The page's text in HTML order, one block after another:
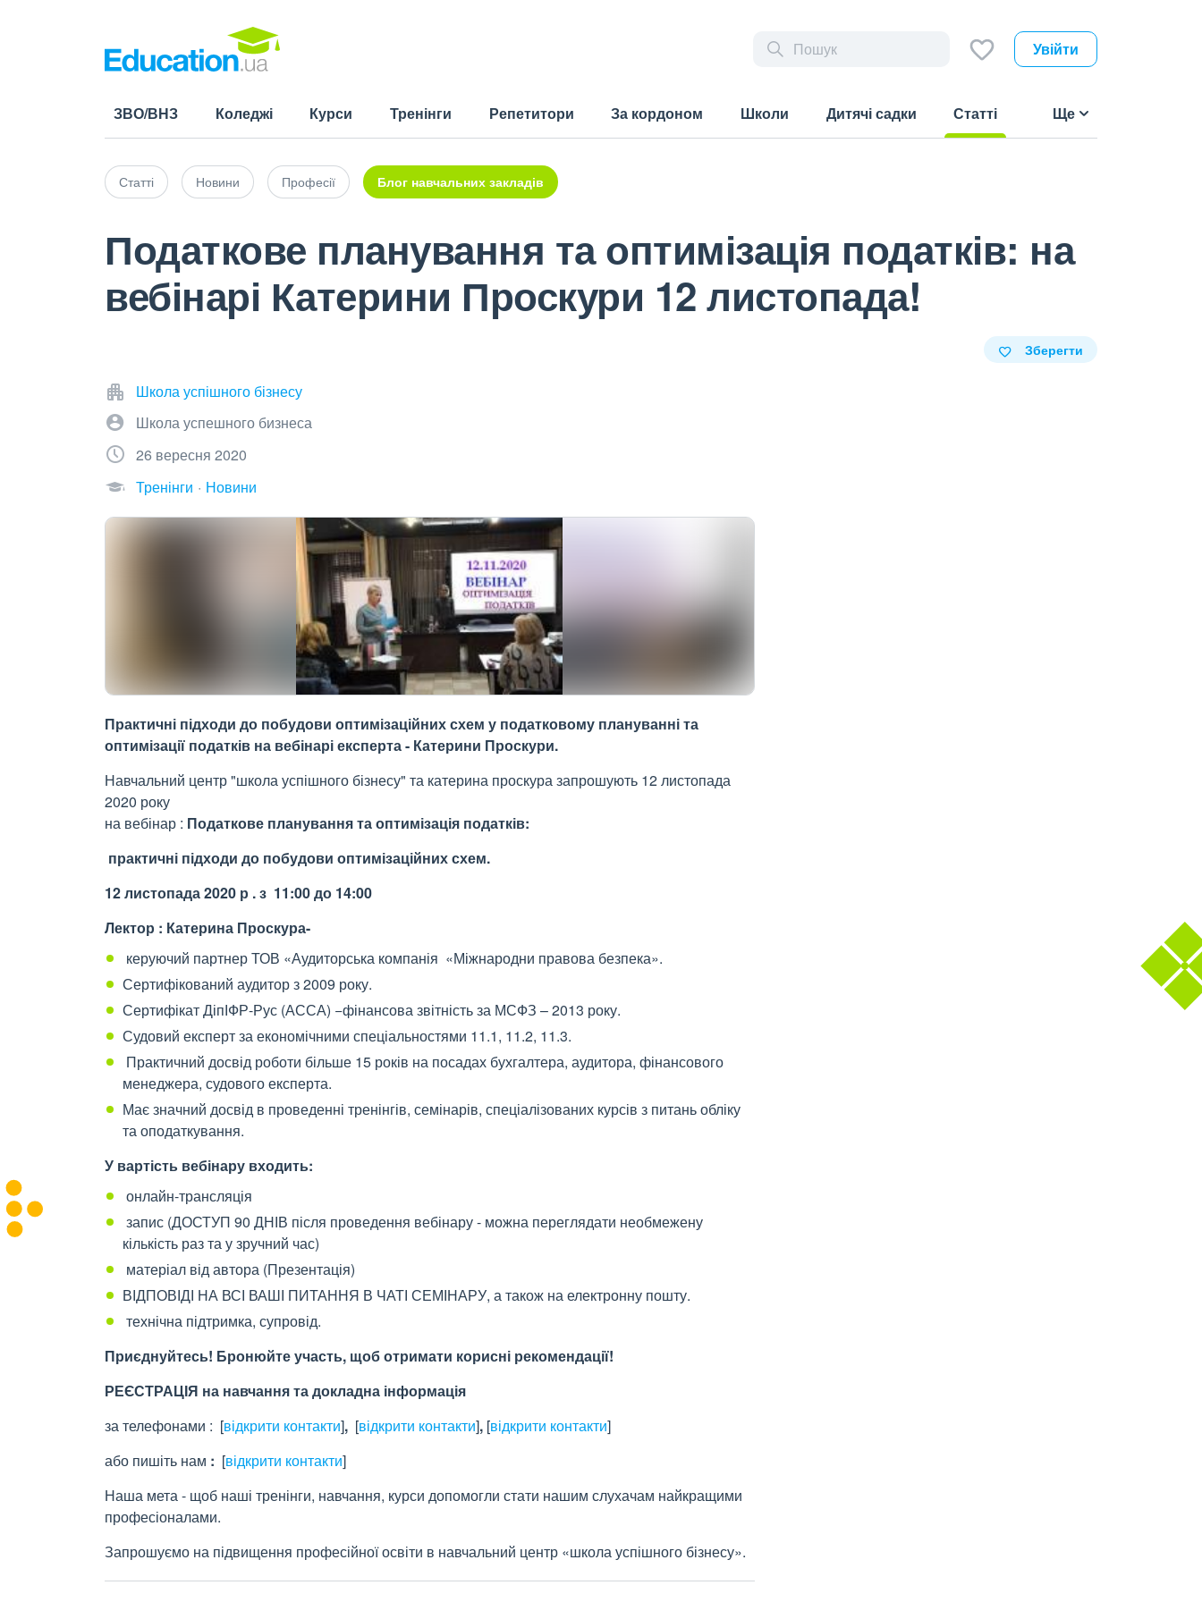
Увійти
ЗВО/ВНЗ Коледжі Курси Тренінги Репетитори За кордоном Школи Дитячі садки
Статті
Ще
Статті Новини Професії Блог навчальних закладів
Податкове планування та оптимізація податків: на
вебінарі Катерини Проскури 12 листопада!
Зберегти
Школа успішного бізнесу
Школа успешного бизнеса
26 вересня 2020
Тренінги
Новини
Практичні підходи до побудови оптимізаційних схем у податковому плануванні та
оптимізації податків на вебінарі експерта - Катерини Проскури.
Навчальний центр "школа успішного бізнесу" та катерина проскура запрошують 12 листопада
2020 року
на вебінар : Податкове планування та оптимізація податків:
практичні підходи до побудови оптимізаційних схем.
12 листопада 2020 р . з 11:00 до 14:00
Лектор : Катерина Проскура-
керуючий партнер ТОВ «Аудиторська компанія «Міжнародни правова безпека».
Сертифікований аудитор з 2009 року.
Сертифікат ДіпІФР-Рус (АССА) −фінансова звітність за МСФЗ – 2013 року.
Судовий експерт за економічними спеціальностями 11.1, 11.2, 11.3.
Практичний досвід роботи більше 15 років на посадах бухгалтера, аудитора, фінансового
менеджера, судового експерта.
Має значний досвід в проведенні тренінгів, семінарів, спеціалізованих курсів з питань обліку
та оподаткування.
У вартість вебінару входить:
онлайн-трансляція
запис (ДОСТУП 90 ДНІВ після проведення вебінару - можна переглядати необмежену
кількість раз та у зручний час)
матеріал від автора (Презентація)
ВІДПОВІДІ НА ВСІ ВАШІ ПИТАННЯ В ЧАТІ СЕМІНАРУ, а також на електронну пошту.
технічна підтримка, супровід.
Приєднуйтесь! Бронюйте участь, щоб отримати корисні рекомендації!
РЕЄСТРАЦІЯ на навчання та докладна інформація
за телефонами : [відкрити контакти], [відкрити контакти], [відкрити контакти]
або пишіть нам : [відкрити контакти]
Наша мета - щоб наші тренінги, навчання, курси допомогли стати нашим слухачам найкращими
професіоналами.
Запрошуємо на підвищення професійної освіти в навчальний центр «школа успішного бізнесу».